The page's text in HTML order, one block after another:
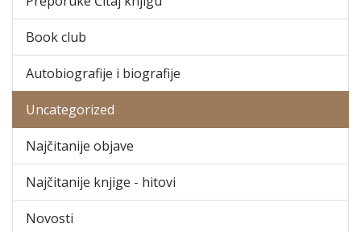
Book club
Autobiografije i biografije
Uncategorized
Najčitanije objave
Najčitanije knjige - hitovi
Novosti